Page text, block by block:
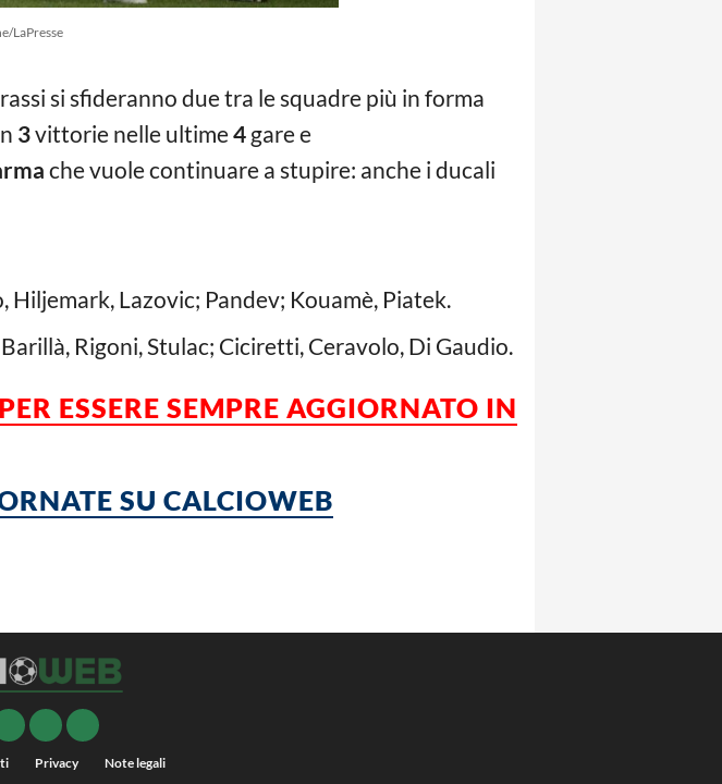
LaPresse
si sfideranno due tra le squadre più in forma
3vittorie nelle ultime4 gare e
che vuole continuare a stupire: anche i ducali
Hiljemark, Lazovic; Pandev; Kouamè, Piatek.
Rigoni, Stulac; Ciciretti, Ceravolo, Di Gaudio.
ESSERE SEMPRE AGGIORNATO IN
SU CALCIOWEB
Privacy Note legali